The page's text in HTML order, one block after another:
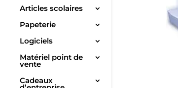
Articles scolaires
Papeterie
Logiciels
Matériel point de
vente
Cadeaux